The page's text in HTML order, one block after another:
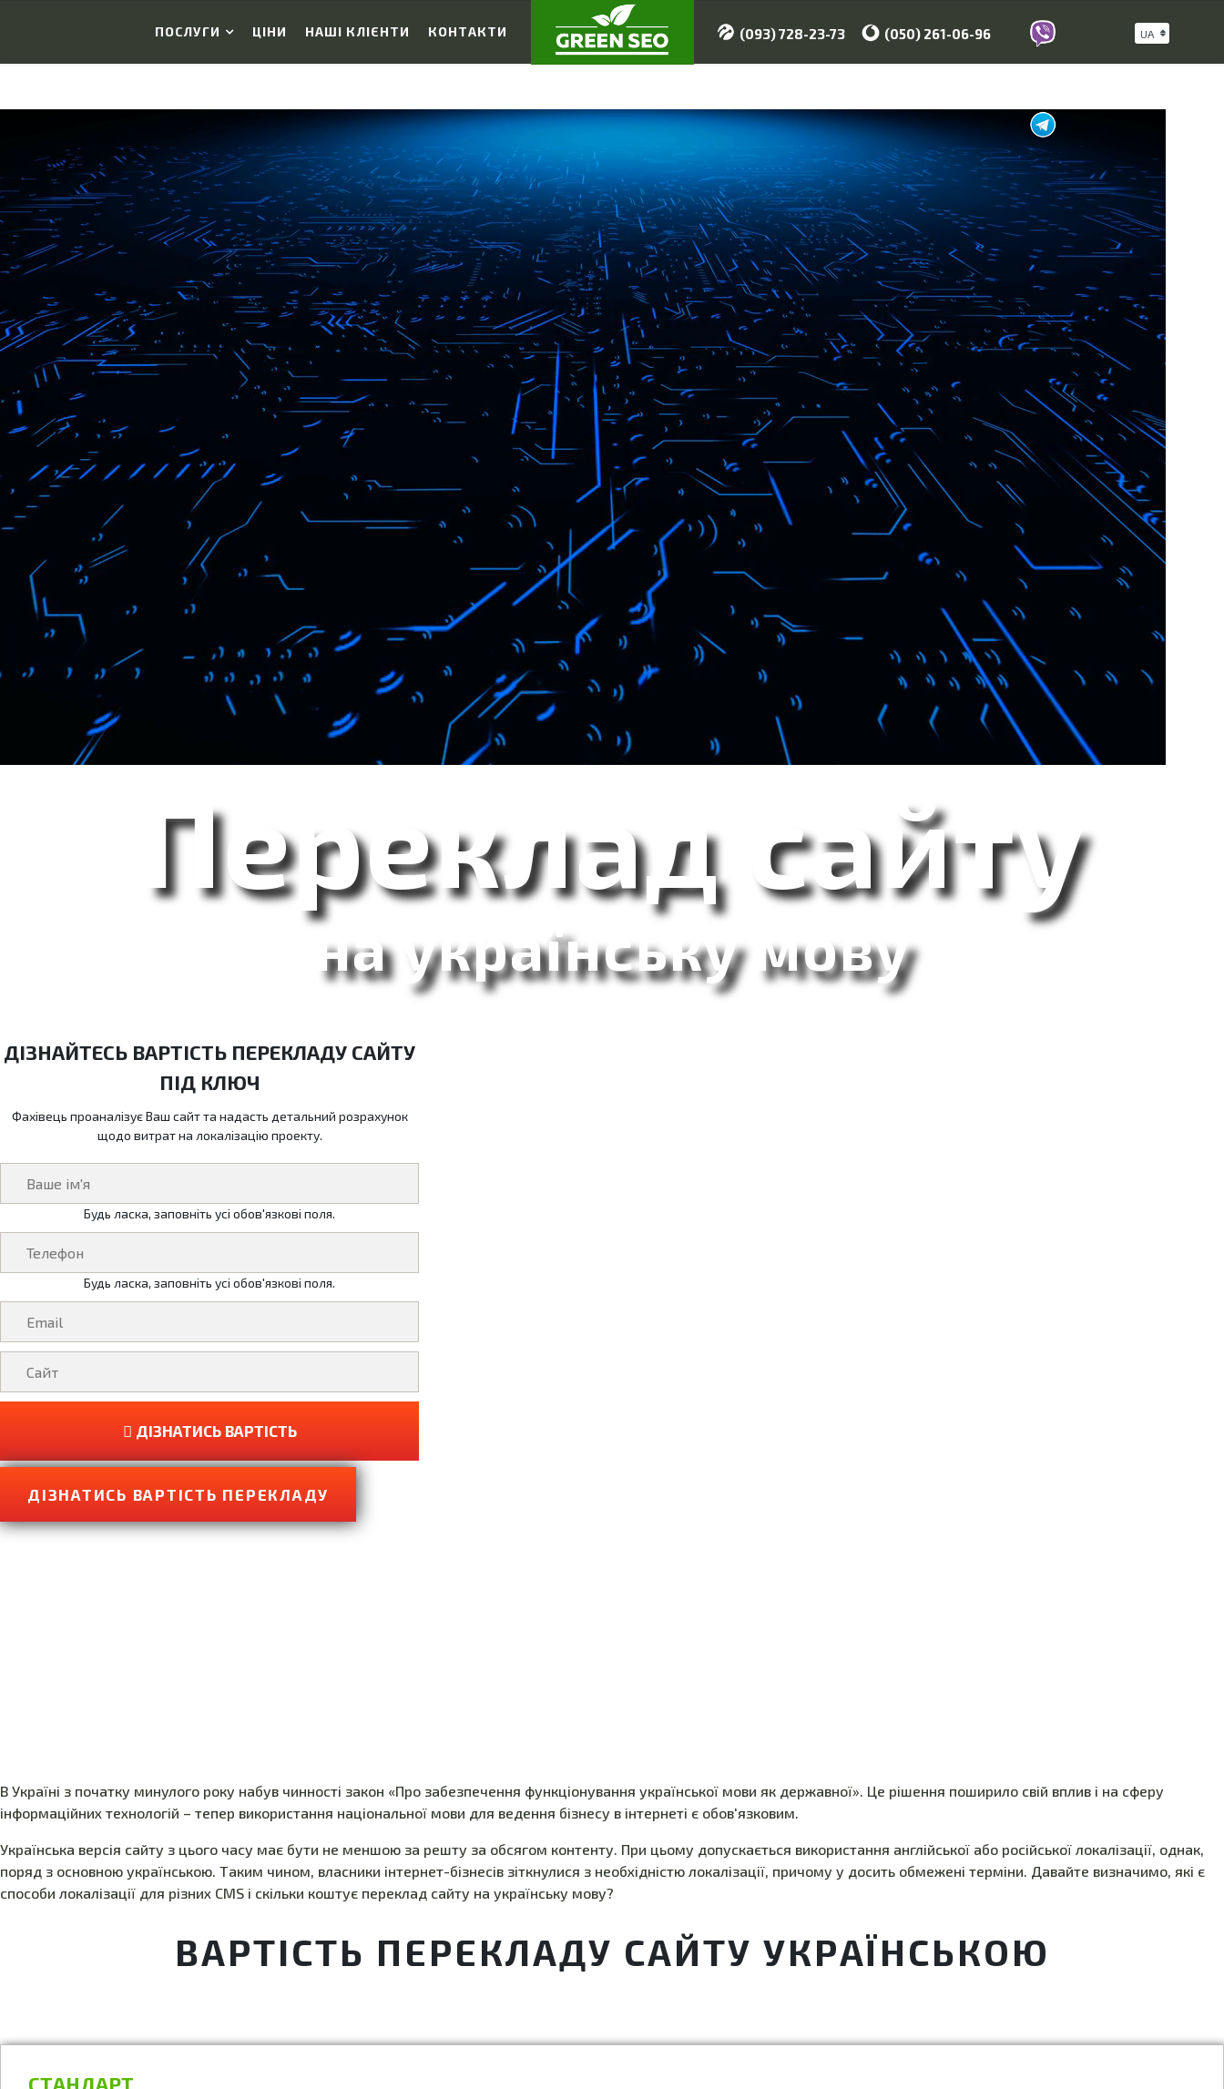
ПОСЛУГИ ЦІНИ НАШІ КЛІЄНТИ КОНТАКТИ (093) 728-23-73 (050) 261-06-96 UA
Переклад сайту
на українську мову
ДІЗНАЙТЕСЬ ВАРТІСТЬ ПЕРЕКЛАДУ САЙТУ
ПІД КЛЮЧ
Фахівець проаналізує Ваш сайт та надасть детальний розрахунок
щодо витрат на локалізацію проекту.
Будь ласка, заповніть усі обов'язкові поля.
Будь ласка, заповніть усі обов'язкові поля.
ДІЗНАТИСЬ ВАРТІСТЬ
ДІЗНАТИСЬ ВАРТІСТЬ ПЕРЕКЛАДУ
В Україні з початку минулого року набув чинності закон «Про забезпечення функціонування української мови як державної». Це рішення поширило свій вплив і на сферу
інформаційних технологій – тепер використання національної мови для ведення бізнесу в інтернеті є обов'язковим.
Українська версія сайту з цього часу має бути не меншою за решту за обсягом контенту. При цьому допускається використання англійської або російської локалізації, однак,
поряд з основною українською. Таким чином, власники інтернет-бізнесів зіткнулися з необхідністю локалізації, причому у досить обмежені терміни. Давайте визначимо, які є
способи локалізації для різних CMS і скільки коштує переклад сайту на українську мову?
ВАРТІСТЬ ПЕРЕКЛАДУ САЙТУ УКРАЇНСЬКОЮ
СТАНДАРТ